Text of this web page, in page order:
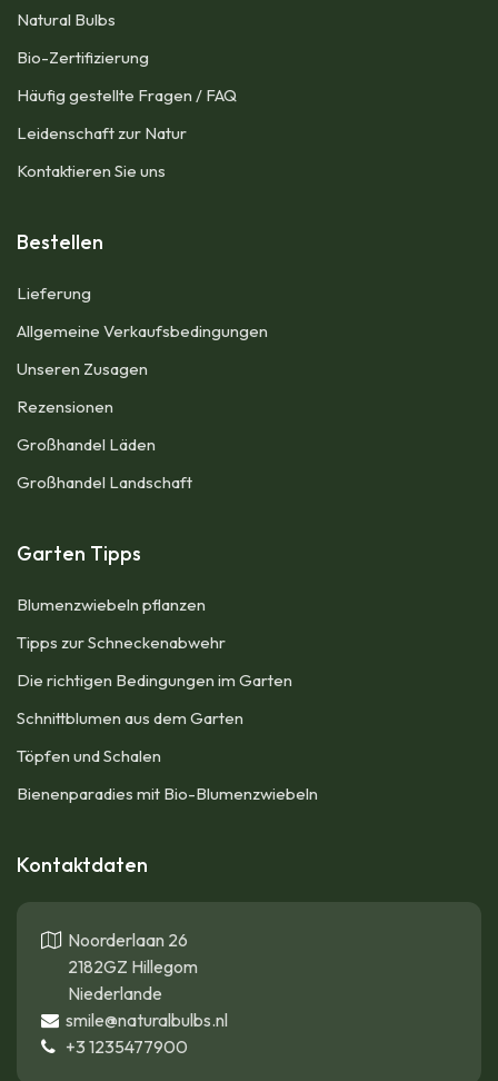
Natural Bulbs
Bio-Zertifizierung
Häufig gestellte Fragen / FAQ
Leidenschaft zur Natur
Kontaktieren Sie uns
Bestellen
Lieferung
Allgemeine Verkaufsbedingungen​
Unseren Zusagen
Rezensionen
Großhandel Läden
Großhandel Landschaft
Garten Tipps
Blumenzwiebeln pflanzen​
Tipps zur Schneckenabwehr
Die richtigen Bedingungen im Garten
Schnittblumen aus dem Garten
Töpfen und Schalen
Bienenparadies mit Bio-Blumenzwiebeln
Kontaktdaten
Noorderlaan 26
2182GZ Hillegom
Niederlande
smile@naturalbulbs.nl
+3 1235477900